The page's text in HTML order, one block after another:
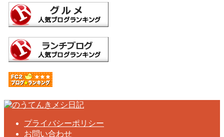
プライバシーポリシー
お問い合わせ